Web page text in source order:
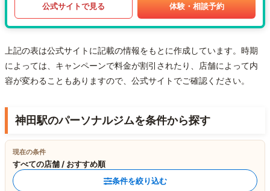
公式サイトで見る 体験・相談予約
上記の表は公式サイトに記載の情報をもとに作成しています。時期
によっては、キャンペーンで料金が割引されたり、店舗によって内
容が変わることもありますので、公式サイトでご確認ください。
神田駅のパーソナルジムを条件から探す
現在の条件
すべての店舗 / おすすめ順
条件を絞り込む